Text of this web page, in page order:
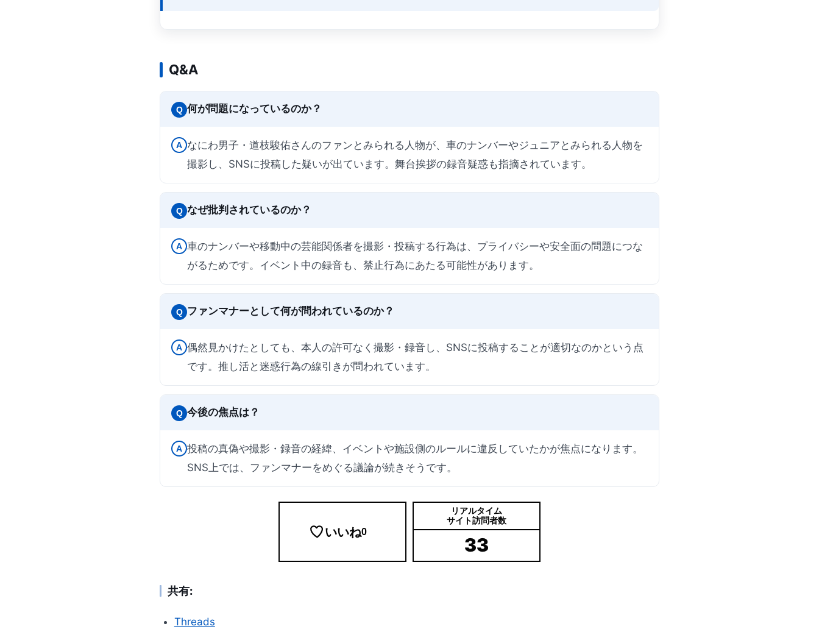
Q&A
Q 何が問題になっているのか？
A なにわ男子・道枝駿佑さんのファンとみられる人物が、車のナンバーやジュニアとみられる人物を
撮影し、SNSに投稿した疑いが出ています。舞台挨拶の録音疑惑も指摘されています。
Q なぜ批判されているのか？
A 車のナンバーや移動中の芸能関係者を撮影・投稿する行為は、プライバシーや安全面の問題につな
がるためです。イベント中の録音も、禁止行為にあたる可能性があります。
Q ファンマナーとして何が問われているのか？
A 偶然見かけたとしても、本人の許可なく撮影・録音し、SNSに投稿することが適切なのかという点
です。推し活と迷惑行為の線引きが問われています。
Q 今後の焦点は？
A 投稿の真偽や撮影・録音の経緯、イベントや施設側のルールに違反していたかが焦点になります。
SNS上では、ファンマナーをめぐる議論が続きそうです。
いいね0
リアルタイム
サイト訪問者数
33
共有:
Threads